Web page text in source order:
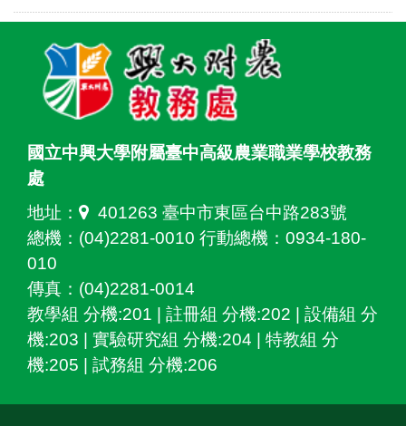
國立中興大學附屬臺中高級農業職業學校教務
處
地址：
401263 臺中市東區台中路283號
總機：(04)2281-0010 行動總機：0934-180-
010
傳真：(04)2281-0014
教學組 分機:201 | 註冊組 分機:202 | 設備組 分
機:203 | 實驗研究組 分機:204 | 特教組 分
機:205 | 試務組 分機:206